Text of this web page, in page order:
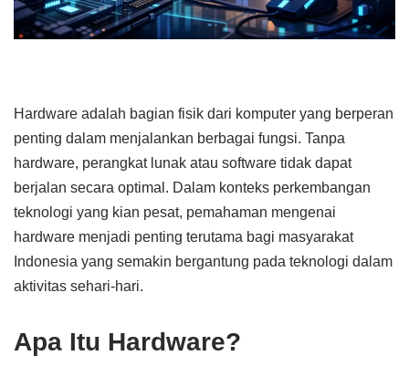
Hardware adalah bagian fisik dari komputer yang berperan
penting dalam menjalankan berbagai fungsi. Tanpa
hardware, perangkat lunak atau software tidak dapat
berjalan secara optimal. Dalam konteks perkembangan
teknologi yang kian pesat, pemahaman mengenai
hardware menjadi penting terutama bagi masyarakat
Indonesia yang semakin bergantung pada teknologi dalam
aktivitas sehari-hari.
Apa Itu Hardware?